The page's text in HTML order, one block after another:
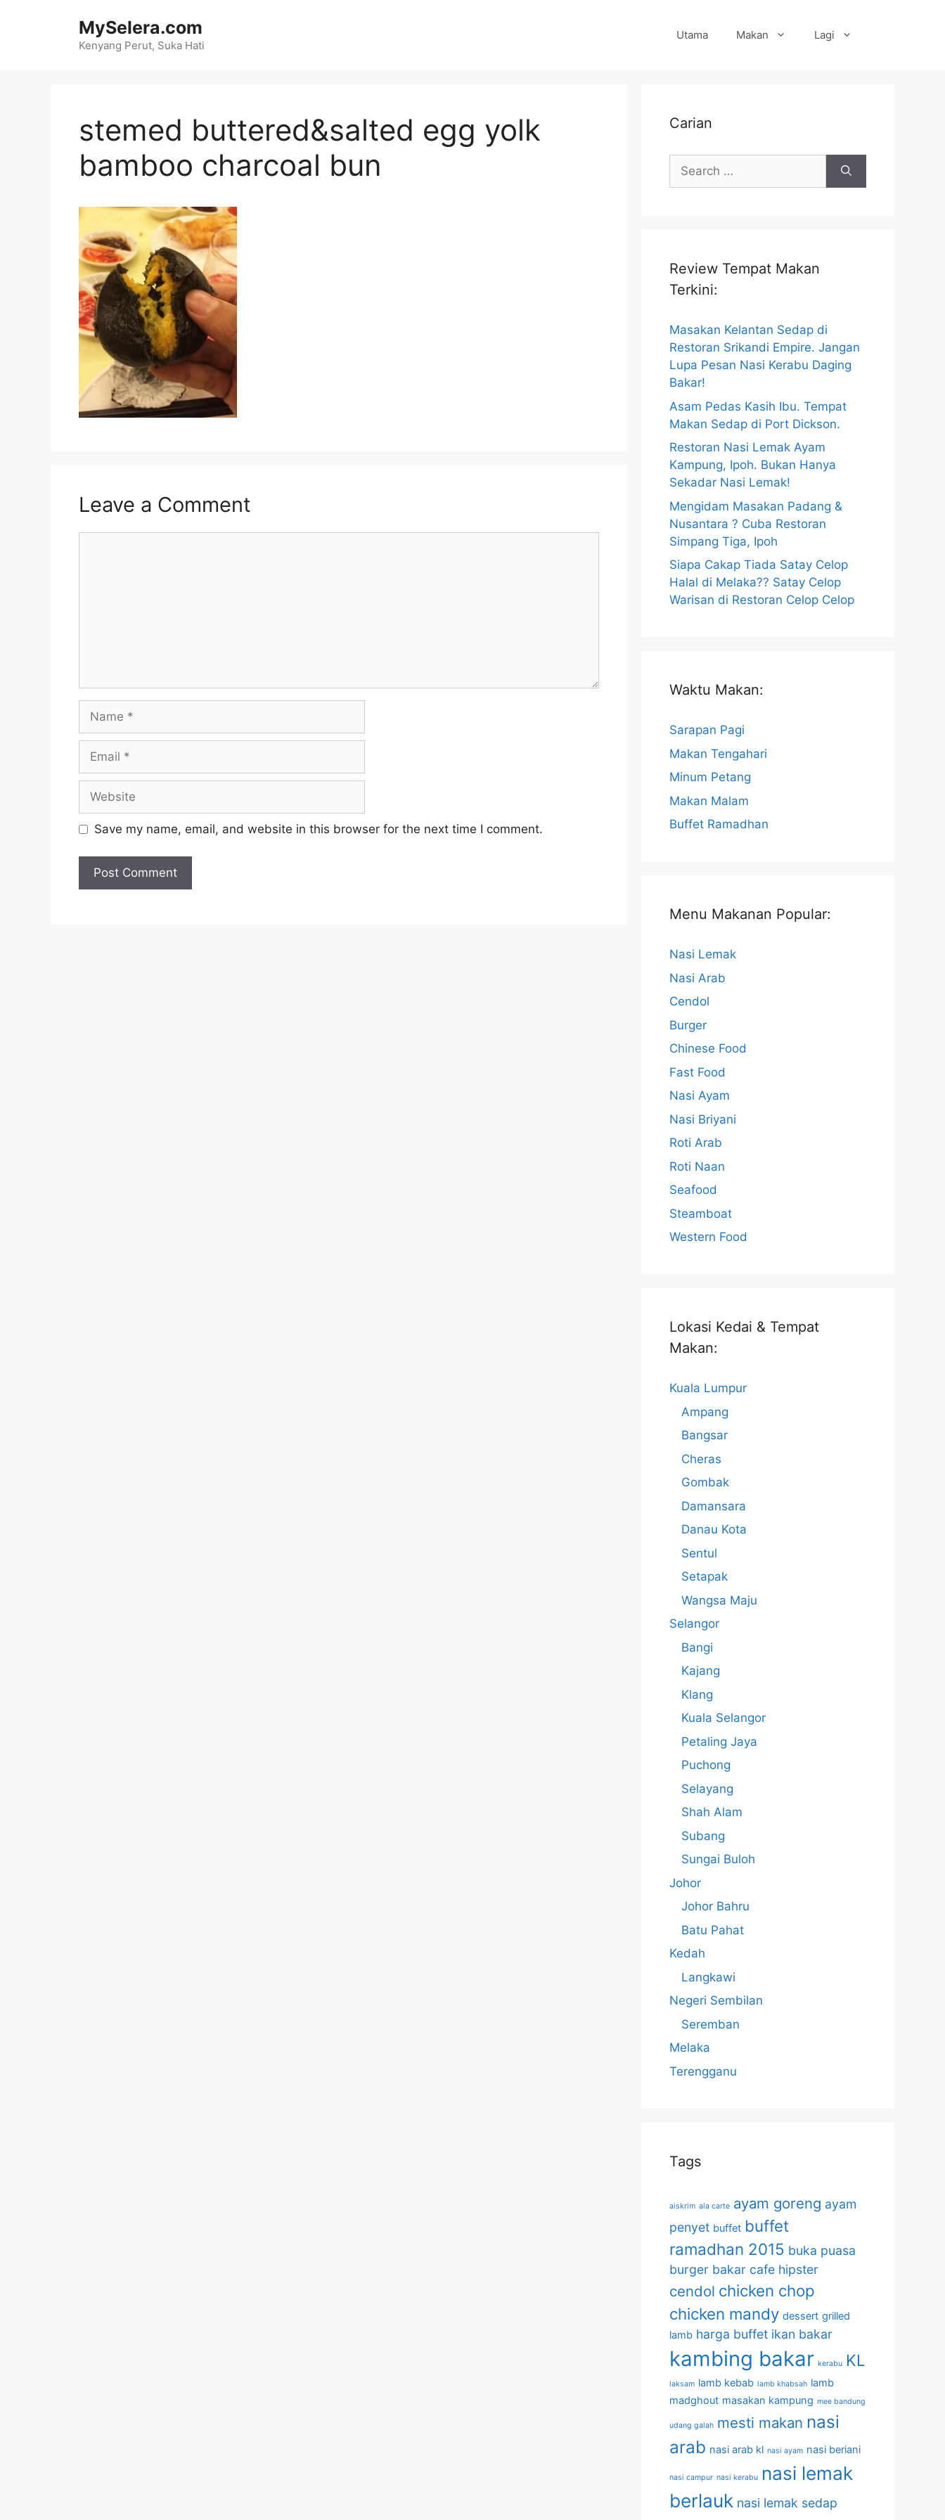
MySelera.com
Kenyang Perut, Suka Hati
Utama Makan Lagi
stemed buttered&salted egg yolk
bamboo charcoal bun
Leave a Comment
Name
Email
Website
Save my name, email, and website in this browser for the next time I comment.
Carian
Search
for:
Review Tempat Makan
Terkini:
Masakan Kelantan Sedap di
Restoran Srikandi Empire. Jangan
Lupa Pesan Nasi Kerabu Daging
Bakar!
Asam Pedas Kasih Ibu. Tempat
Makan Sedap di Port Dickson.
Restoran Nasi Lemak Ayam
Kampung, Ipoh. Bukan Hanya
Sekadar Nasi Lemak!
Mengidam Masakan Padang &
Nusantara ? Cuba Restoran
Simpang Tiga, Ipoh
Siapa Cakap Tiada Satay Celop
Halal di Melaka?? Satay Celop
Warisan di Restoran Celop Celop
Waktu Makan:
Sarapan Pagi
Makan Tengahari
Minum Petang
Makan Malam
Buffet Ramadhan
Menu Makanan Popular:
Nasi Lemak
Nasi Arab
Cendol
Burger
Chinese Food
Fast Food
Nasi Ayam
Nasi Briyani
Roti Arab
Roti Naan
Seafood
Steamboat
Western Food
Lokasi Kedai & Tempat
Makan:
Kuala Lumpur
Ampang
Bangsar
Cheras
Gombak
Damansara
Danau Kota
Sentul
Setapak
Wangsa Maju
Selangor
Bangi
Kajang
Klang
Kuala Selangor
Petaling Jaya
Puchong
Selayang
Shah Alam
Subang
Sungai Buloh
Johor
Johor Bahru
Batu Pahat
Kedah
Langkawi
Negeri Sembilan
Seremban
Melaka
Terengganu
Tags
aiskrim ala carte ayam goreng ayam
penyet buffet buffet
ramadhan 2015 buka puasa
burger bakar cafe hipster
cendol chicken chop
chicken mandy dessert grilled
lamb harga buffet ikan bakar
kambing bakar kerabu KL
laksam lamb kebab lamb khabsah lamb
madghout masakan kampung mee bandung
udang galah mesti makan nasi
arab nasi arab kl nasi ayam nasi beriani
nasi campur nasi kerabu nasi lemak
berlauk nasi lemak sedap